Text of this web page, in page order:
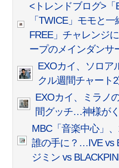
<トレンドブログ>「
「TWICE」モモと
FREE」チャレンジ
ープのメインダンサ
EXOカイ、ソロア
クル週間チャート
EXOカイ、ミラノ
間グッチ…神様が
MBC「音楽中心」
誰の手に？…IVE vs
ジミン vs